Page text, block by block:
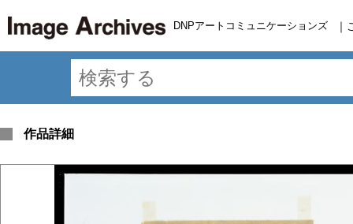
DNPアートコミュニケーションズ ｜
作品詳細